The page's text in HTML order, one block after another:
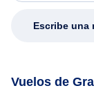
Escribe una
Vuelos de